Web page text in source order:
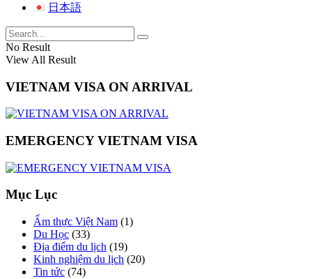
日本語
No Result
View All Result
VIETNAM VISA ON ARRIVAL
EMERGENCY VIETNAM VISA
Mục Lục
Ẩm thực Việt Nam (1)
Du Học (33)
Địa điểm du lịch (19)
Kinh nghiệm du lịch (20)
Tin tức (74)